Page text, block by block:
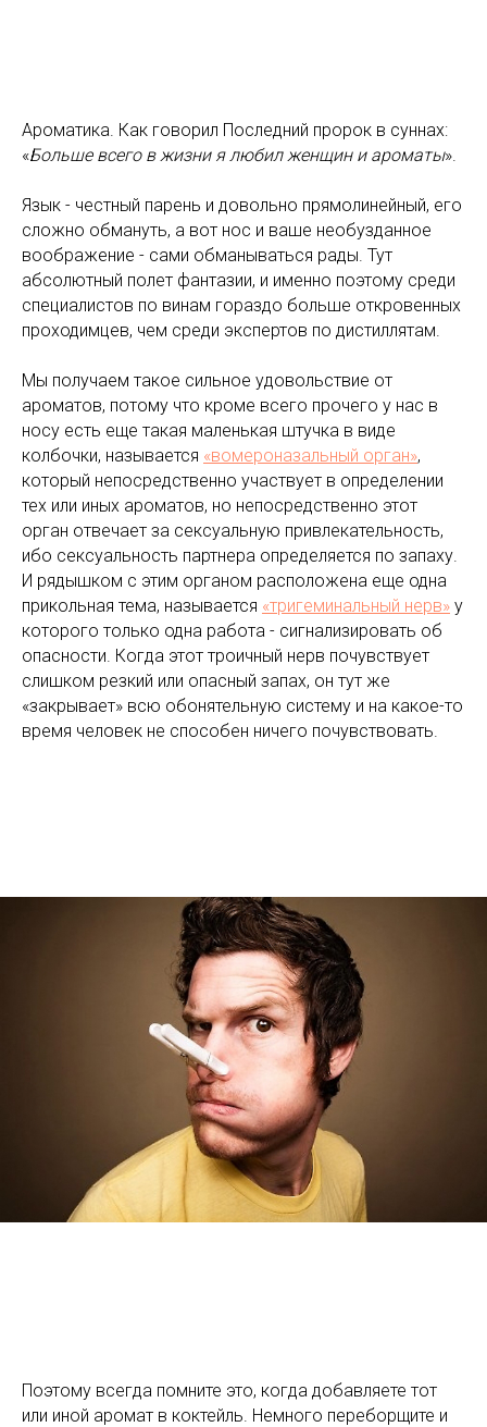
Ароматика. Как говорил Последний пророк в суннах:
«Больше всего в жизни я любил женщин и ароматы».
Язык - честный парень и довольно прямолинейный, его
сложно обмануть, а вот нос и ваше необузданное
воображение - сами обманываться рады. Тут
абсолютный полет фантазии, и именно поэтому среди
специалистов по винам гораздо больше откровенных
проходимцев, чем среди экспертов по дистиллятам.
Мы получаем такое сильное удовольствие от
ароматов, потому что кроме всего прочего у нас в
носу есть еще такая маленькая штучка в виде
колбочки, называется «вомероназальный орган»,
который непосредственно участвует в определении
тех или иных ароматов, но непосредственно этот
орган отвечает за сексуальную привлекательность,
ибо сексуальность партнера определяется по запаху.
И рядышком с этим органом расположена еще одна
прикольная тема, называется «тригеминальный нерв» у
которого только одна работа - сигнализировать об
опасности. Когда этот троичный нерв почувствует
слишком резкий или опасный запах, он тут же
«закрывает» всю обонятельную систему и на какое-то
время человек не способен ничего почувствовать.
Поэтому всегда помните это, когда добавляете тот
или иной аромат в коктейль. Немного переборщите и